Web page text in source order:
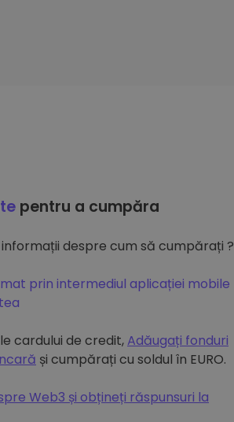
pentru a cumpăra
despre cum să cumpărați ?
prin intermediul aplicației mobile
cardului de credit,Adăugați fonduri
și cumpărați cu soldul în EURO.
Web3 și obțineți răspunsuri la